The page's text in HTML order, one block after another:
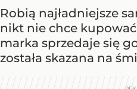
Robią najładniejsze
nikt nie chce kupować.
marka sprzedaje się
została skazana na